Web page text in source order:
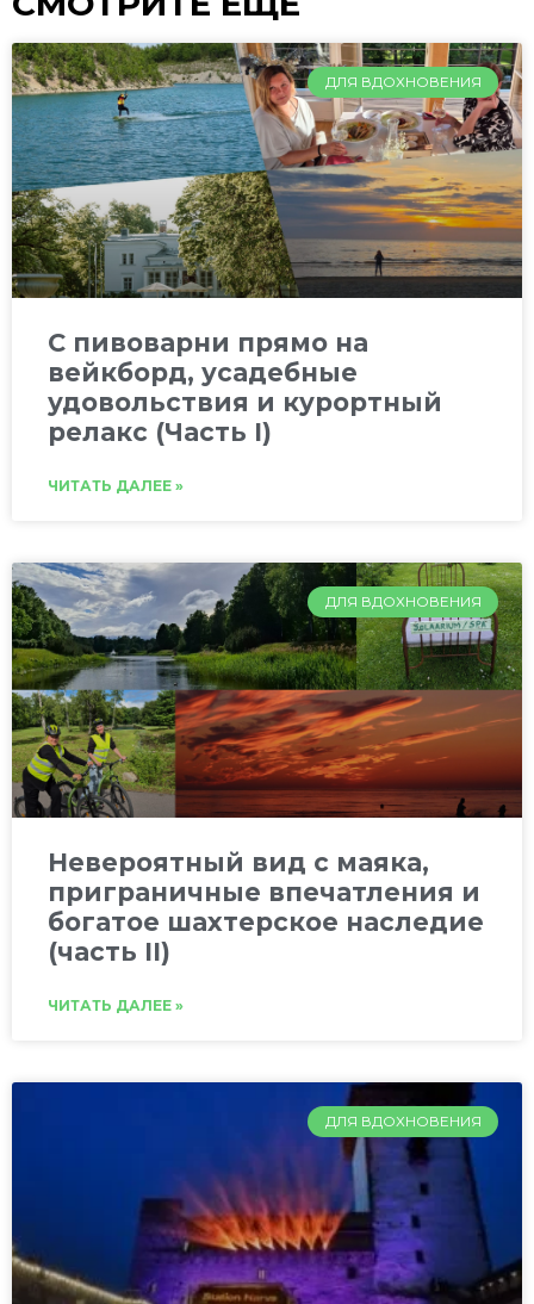
ДЛЯ ВДОХНОВЕНИЯ
C пивоварни прямо на
вейкборд, усадебные
удовольствия и курортный
релакс (Часть I)
ЧИТАТЬ ДАЛЕЕ »
ДЛЯ ВДОХНОВЕНИЯ
Невероятный вид с маяка,
приграничные впечатления и
богатое шахтерское наследие
(часть II)
ЧИТАТЬ ДАЛЕЕ »
ДЛЯ ВДОХНОВЕНИЯ